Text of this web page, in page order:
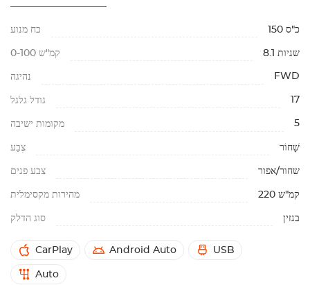
כח מנוע 150 כ"ס
0-100 קמ"ש 8.1 שניות
נהיגה FWD
גודל גלגל 17
מקומות ישיבה 5
צֶבַע שָׁחוֹר
צבע פנים שחור/אפור
מהירות מקסימלית 220 קמ"ש
סוג הדלק בנזין
CarPlay Android Auto USB
Auto